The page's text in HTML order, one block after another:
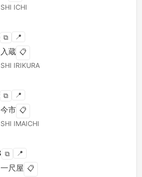
ICHI
⧉ 📍
入蔵 📋
IRIKURA
⧉ 📍
今市 📋
IMAICHI
⧉ 📍
一尺屋 📋